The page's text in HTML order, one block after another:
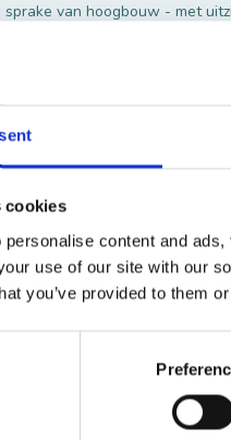
cookies
content and
use of our site with our
you’ve provided to them
van hoogbouw - met
bureau van de
hoge rentestand in de jaren
onderdeel van de
uit 1904 uit te graven. De
de uit 1796 daterende
geen openluchtmuseum
wijze waarop de stad de
in 1978 de hoogste Europese
van het
het grote aantal